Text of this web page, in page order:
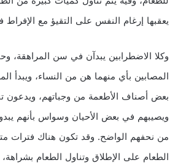
يعقبها إرغام النفس على التقيؤ مع
المصابين بأي منهما هن من النساء، ويبدأ
بعض أصناف الأطعمة من وجباتهم، ويدعون
ويصيبهم في بعض الأحيان وسواس بأنهم
من نحفهم الواضح. وقد تكون هناك فترات
الطعام على الإطلاق وتناول الطعام